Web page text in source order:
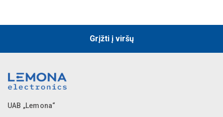
Grįžti į viršų
UAB „Lemona“